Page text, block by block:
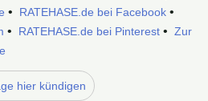
• RATEHASE.de bei Facebook •
• RATEHASE.de bei Pinterest • Zur
hier kündigen